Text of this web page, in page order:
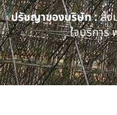
ปรัชญาของบริษัท :ส่ง
ใจบริการ